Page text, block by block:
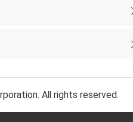
All rights reserved.